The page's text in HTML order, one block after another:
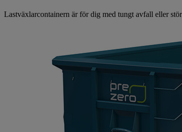
Lastväxlarcontainern är för dig med tungt avfall eller